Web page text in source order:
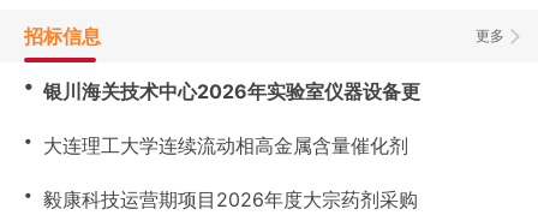
更多
招标信息
・ 银川海关技术中心2026年实验室仪器设备更
・ 大连理工大学连续流动相高金属含量催化剂
・ 毅康科技运营期项目2026年度大宗药剂采购